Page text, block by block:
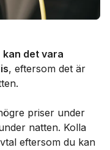
kan det vara
, eftersom det är
priser under
natten. Kolla
eftersom du kan